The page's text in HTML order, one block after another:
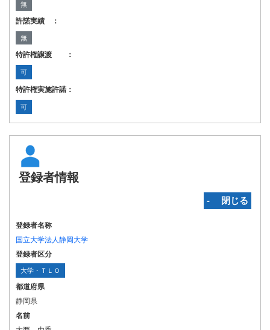
無
許諾実績 ：
無
特許権譲渡 ：
可
特許権実施許諾：
可
登録者情報
‐ 閉じる
登録者名称
国立大学法人静岡大学
登録者区分
大学・ＴＬＯ
都道府県
静岡県
名前